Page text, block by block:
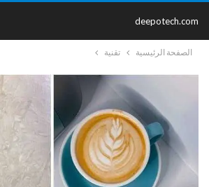
deepotech.com
الصفحة الرئيسية تقنية